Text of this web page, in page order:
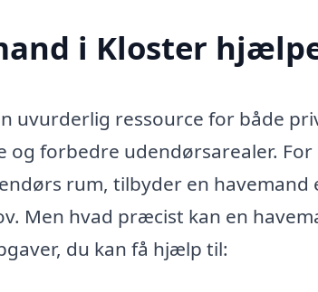
i Kloster
uvurderlig ressource for både
forbedre udendørsarealer. For
rum, tilbyder en havemand
Men hvad præcist kan en
du kan få hjælp til: